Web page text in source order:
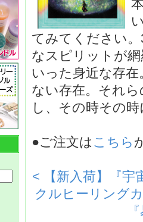
てみてください
なスピリットが
いった身近な存
ない存在。それ
し、その時その
●ご注文は こちら
< 【新入荷】『
クルヒーリング